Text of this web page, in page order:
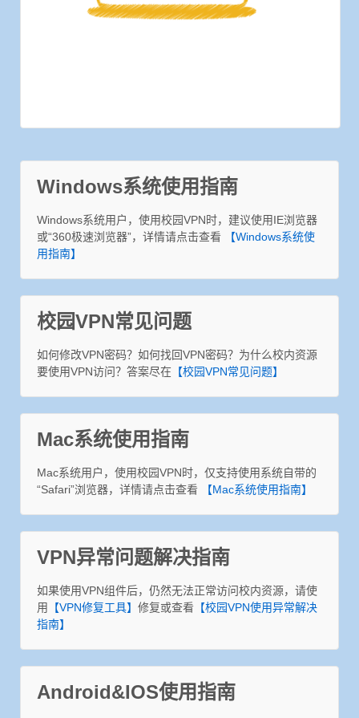
Windows系统使用指南
Windows系统用户，使用校园VPN时，建议使用IE浏览器
或“360极速浏览器”，详情请点击查看
【Windows系统使
用指南】
校园VPN常见问题
如何修改VPN密码？如何找回VPN密码？为什么校内资源
要使用VPN访问？答案尽在 【校园VPN常见问题】
Mac系统使用指南
Mac系统用户，使用校园VPN时，仅支持使用系统自带的
“Safari”浏览器，详情请点击查看
【Mac系统使用指南】
VPN异常问题解决指南
如果使用VPN组件后，仍然无法正常访问校内资源，请使
用
【VPN修复工具】 修复或查看 【校园VPN使用异常解决
指南】
Android&IOS使用指南